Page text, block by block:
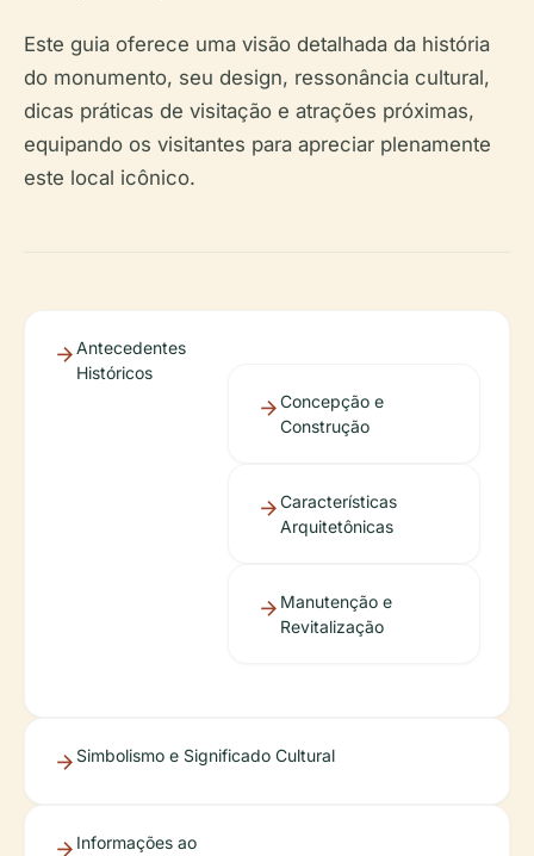
Este guia oferece uma visão detalhada da história
do monumento, seu design, ressonância cultural,
dicas práticas de visitação e atrações próximas,
equipando os visitantes para apreciar plenamente
este local icônico.
Antecedentes
Históricos
Concepção e
Construção
Características
Arquitetônicas
Manutenção e
Revitalização
Simbolismo e Significado Cultural
Informações ao